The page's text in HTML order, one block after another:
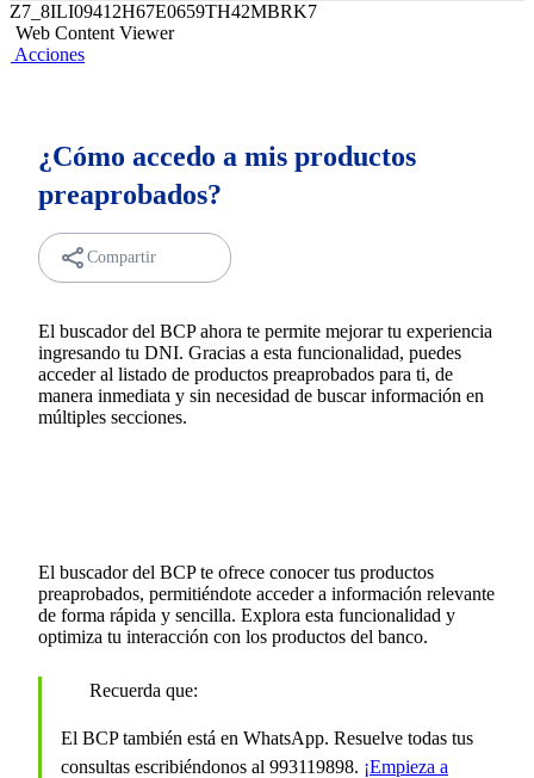
Z7_8ILI09412H67E0659TH42MBRK7
Web Content Viewer
Acciones
¿Cómo accedo a mis productos
preaprobados?
Compartir
El buscador del BCP ahora te permite mejorar tu experiencia
ingresando tu DNI. Gracias a esta funcionalidad, puedes
acceder al listado de productos preaprobados para ti, de
manera inmediata y sin necesidad de buscar información en
múltiples secciones.
El buscador del BCP te ofrece conocer tus productos
preaprobados, permitiéndote acceder a información relevante
de forma rápida y sencilla. Explora esta funcionalidad y
optimiza tu interacción con los productos del banco.
Recuerda que:
El BCP también está en WhatsApp. Resuelve todas tus
consultas escribiéndonos al 993119898. ¡Empieza a